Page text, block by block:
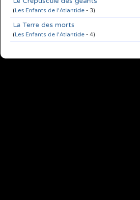
(Les Enfants de l'Atlantide - 3)
La Terre des morts
(Les Enfants de l'Atlantide - 4)